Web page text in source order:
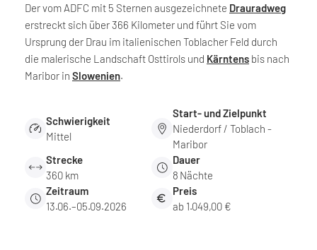
Der vom ADFC mit 5 Sternen ausgezeichnete Drauradweg
erstreckt sich über 366 Kilometer und führt Sie vom
Ursprung der Drau im italienischen Toblacher Feld durch
die malerische Landschaft Osttirols und Kärntens bis nach
Maribor in Slowenien.
Schwierigkeit
Mittel
Start- und Zielpunkt
Niederdorf / Toblach -
Maribor
Strecke
360 km
Dauer
8 Nächte
Zeitraum
13.06.–05.09.2026
Preis
ab 1.049,00 €